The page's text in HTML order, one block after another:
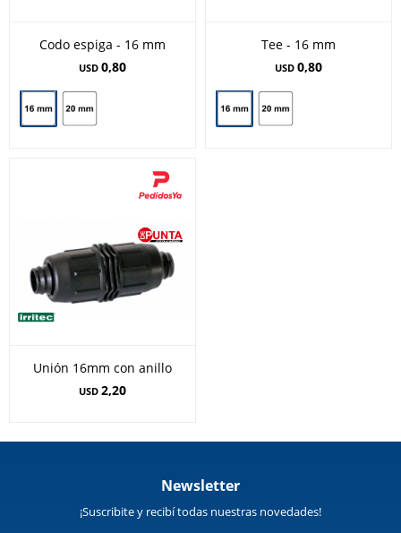
Codo espiga - 16 mm
USD 0,80
Tee - 16 mm
USD 0,80
Unión 16mm con anillo
USD 2,20
Newsletter
¡Suscribite y recibí todas nuestras novedades!